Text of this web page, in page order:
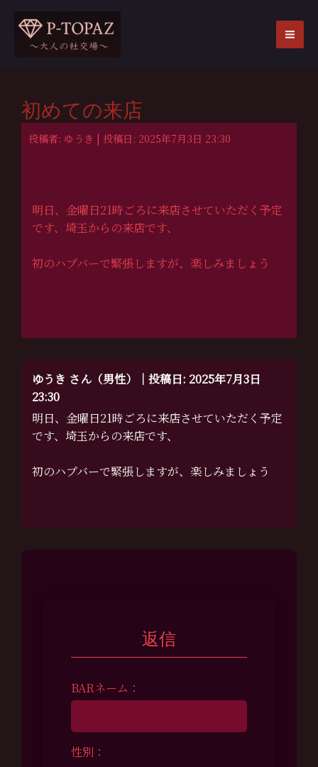
初めての来店
投稿者: ゆうき | 投稿日: 2025年7月3日 23:30
明日、金曜日21時ごろに来店させていただく予定
です、埼玉からの来店です、
初のハプバーで緊張しますが、楽しみましょう
ゆうき さん（男性）｜投稿日: 2025年7月3日
23:30
明日、金曜日21時ごろに来店させていただく予定
です、埼玉からの来店です、
初のハプバーで緊張しますが、楽しみましょう
返信
BARネーム：
性別：